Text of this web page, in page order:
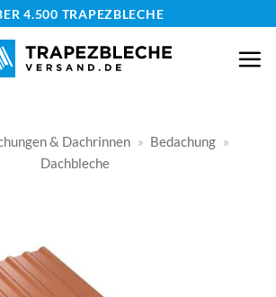
4.500 TRAPEZBLECHE
& Dachrinnen » Bedachung »
Dachbleche